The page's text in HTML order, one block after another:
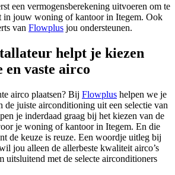
een vermogensberekening uitvoeren om te
in jouw woning of kantoor in Itegem. Ook
van Flowplus jou ondersteunen.
helpt je kiezen
en vaste airco
airco plaatsen? Bij Flowplus helpen we je
de juiste airconditioning uit een selectie van
je inderdaad graag bij het kiezen van de
je woning of kantoor in Itegem. En die
de keuze is reuze. Een woordje uitleg bij
jou alleen de allerbeste kwaliteit airco’s
uitsluitend met de selecte airconditioners